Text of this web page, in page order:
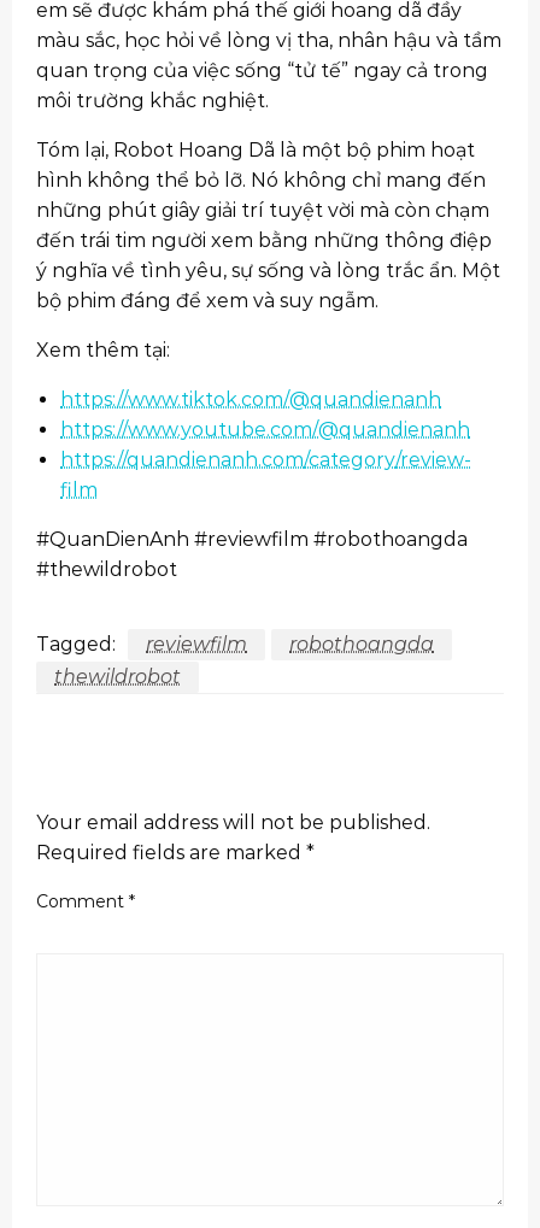
em sẽ được khám phá thế giới hoang dã đầy
màu sắc, học hỏi về lòng vị tha, nhân hậu và tầm
quan trọng của việc sống “tử tế” ngay cả trong
môi trường khắc nghiệt.
Tóm lại, Robot Hoang Dã là một bộ phim hoạt
hình không thể bỏ lỡ. Nó không chỉ mang đến
những phút giây giải trí tuyệt vời mà còn chạm
đến trái tim người xem bằng những thông điệp
ý nghĩa về tình yêu, sự sống và lòng trắc ẩn. Một
bộ phim đáng để xem và suy ngẫm.
Xem thêm tại:
https://www.tiktok.com/@quandienanh
https://www.youtube.com/@quandienanh
https://quandienanh.com/category/review-
film
#QuanDienAnh #reviewfilm #robothoangda
#thewildrobot
Tagged: reviewfilm
robothoangda
thewildrobot
Your email address will not be published.
Required fields are marked *
Comment *